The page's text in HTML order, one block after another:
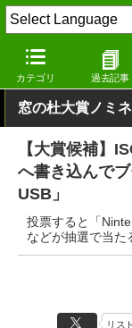
カテゴリ 過去記事
窓の杜 その他の話題
窓の杜大賞ノミ
【大賞候補】
へ書き込んで
USB」
投票すると「
などが抽選で当た
リスト